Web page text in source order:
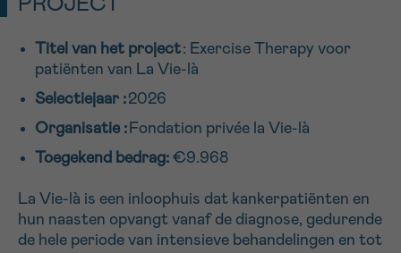
PROJECT
Titel van het project: Exercise Therapy voor
patiënten van La Vie-là
Selectiejaar :2026
Organisatie : Fondation privée la Vie-là
Toegekend bedrag: €9.968
La Vie-là is een inloophuis dat kankerpatiënten en
hun naasten opvangt vanaf de diagnose, gedurende
de hele periode van intensieve behandelingen en tot
VOORNAAM
EMAIL
MIJN VRAAG
Verder